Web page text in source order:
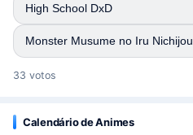
High School DxD
Monster Musume no Iru Nichijou
33 votos
Calendário de Animes